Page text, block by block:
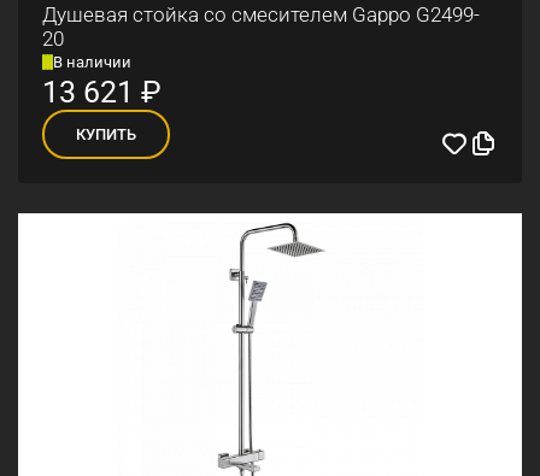
Душевая стойка со смесителем Gappo G2499-
20
В наличии
13 621 ₽
КУПИТЬ